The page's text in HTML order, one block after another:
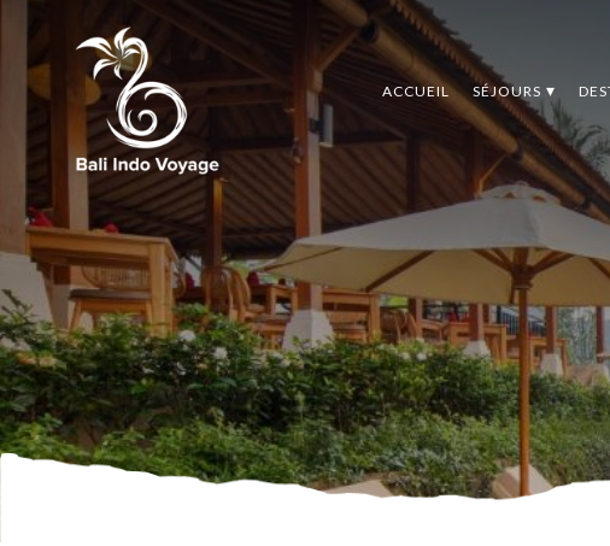
ACCUEIL SÉJOURS